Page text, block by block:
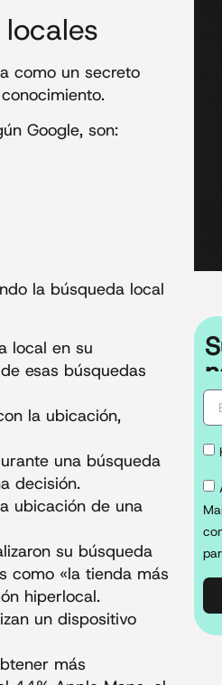
como un secreto
Google, son:
la búsqueda local
local en su
esas búsquedas
la ubicación,
una búsqueda
decisión.
ubicación de una
su búsqueda
como «la tienda más
hiperlocal.
un dispositivo
más